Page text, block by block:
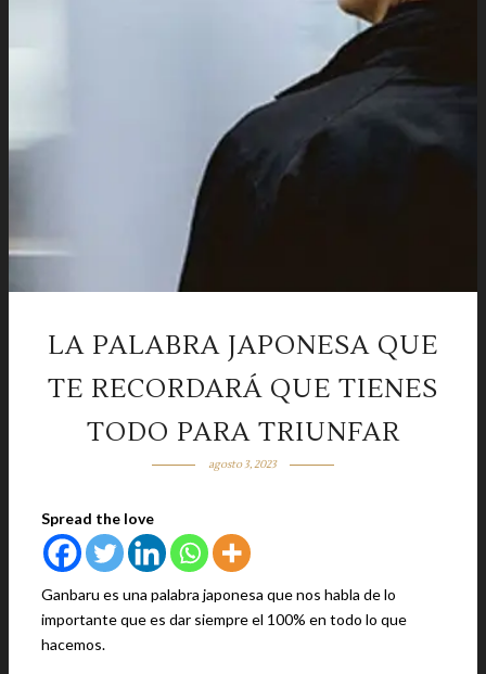
LA PALABRA JAPONESA QUE
TE RECORDARÁ QUE TIENES
TODO PARA TRIUNFAR
agosto 3, 2023
Spread the love
Ganbaru es una palabra japonesa que nos habla de lo
importante que es dar siempre el 100% en todo lo que
hacemos.